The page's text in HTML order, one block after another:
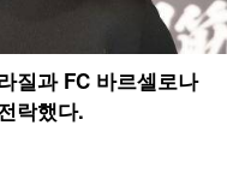
질과 FC 바르셀로나
락했다.